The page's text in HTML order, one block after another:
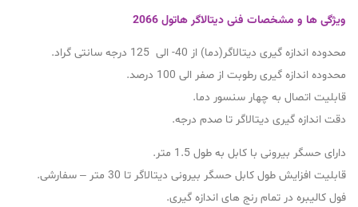
ویژگی ها و مشخصات فنی دیتالاگر هاتول 2066
محدوده اندازه گیری دیتالاگر(دما) از 40- الی 125 درجه سانتی گراد.
محدوده اندازه گیری رطوبت از صفر الی 100 درصد.
قابلیت اتصال به چهار سنسور دما.
دقت اندازه گیری دیتالاگر تا صدم درجه.
دارای حسگر بیرونی با کابل به طول 1.5 متر.
قابلیت افزایش طول کابل حسگر بیرونی دیتالاگر تا 30 متر – سفارشی.
فول کالیبره در تمام رنج های اندازه گیری.